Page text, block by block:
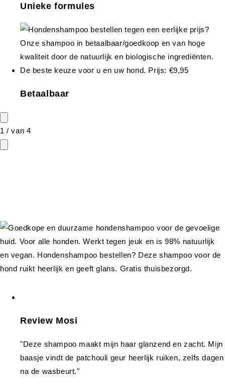
Unieke formules
Betaalbaar
1 /van 4
Review Mosi
"Deze shampoo maakt mijn haar glanzend en zacht. Mijn
baasje vindt de patchouli geur heerlijk ruiken, zelfs dagen
na de wasbeurt."